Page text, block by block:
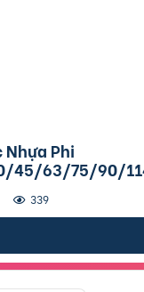
45/63/75/90/
339